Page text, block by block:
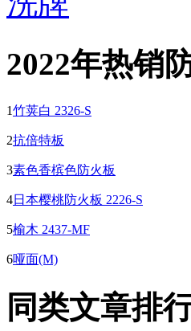
2022年热销
1竹荚白 2326-S
2抗倍特板
3素色香槟色防火板
4日本樱桃防火板 2226-S
5榆木 2437-MF
6哑面(M)
同类文章排